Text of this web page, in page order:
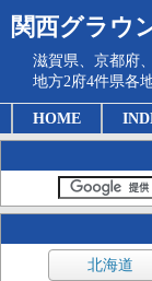
関西グラウ
滋賀県、京都府
地方2府4件県各
HOME
北海道